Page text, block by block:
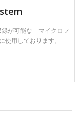
が可能な「マイクロフ
用しております。